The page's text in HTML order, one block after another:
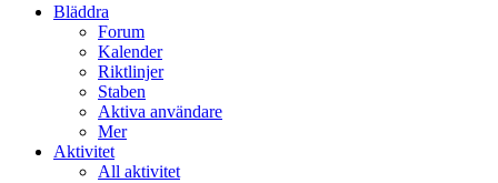
Bläddra
Forum
Kalender
Riktlinjer
Staben
Aktiva användare
Mer
Aktivitet
All aktivitet